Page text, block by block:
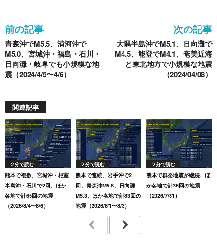
o
k
前の記事
青森沖でM5.5、浦河沖で
M5.0、宮城沖・福島・石川・
日向灘・岐阜でも小規模な地
震（2024/4/5〜4/6）
次の記事
大隅半島沖でM5.1、日向灘で
M4.5、能登でM4.1、奄美近海
と東北地方で小規模な地震
（2024/04/08）
関連記事
２分で読む
熊本で複数、宮城沖・根室
半島沖・石川で2回、ほか
各地で計65回の地震
（2026/8/4〜8/6）
２分で読む
熊本で連続、岩手沖で2
回、青森沖M5.8、日向灘
M5.3、ほか各地で計83回の
地震（2026/8/1〜8/3）
２分で読む
熊本で群発地震が継続、ほ
か各地で計36回の地震
（2026/7/31）